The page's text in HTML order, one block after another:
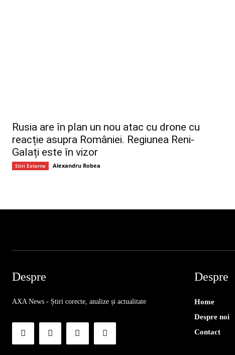
Rusia are în plan un nou atac cu drone cu
reacție asupra României. Regiunea Reni-
Galați este în vizor
Stiri Externe Alexandru Robea
Despre
AXA News - Știri corecte, analize și actualitate
Despre
Home
Despre noi
Contact